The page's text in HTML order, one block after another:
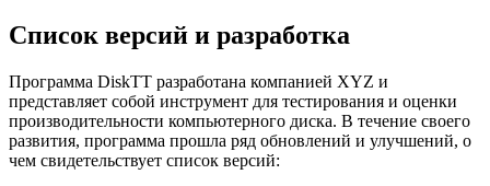
Список версий и разработка
Программа DiskTT разработана компанией XYZ и
представляет собой инструмент для тестирования и оценки
производительности компьютерного диска. В течение своего
развития, программа прошла ряд обновлений и улучшений, о
чем свидетельствует список версий: